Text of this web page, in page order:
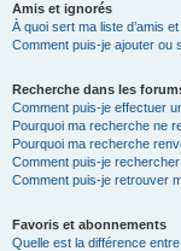
Amis et ignorés
À quoi sert ma liste d’amis et
Comment puis-je ajouter ou
Recherche dans les
Comment puis-je effectuer
Pourquoi ma recherche ne
Pourquoi ma recherche
Comment puis-je
Comment puis-je retrouver
Favoris et abonnements
Quelle est la différence